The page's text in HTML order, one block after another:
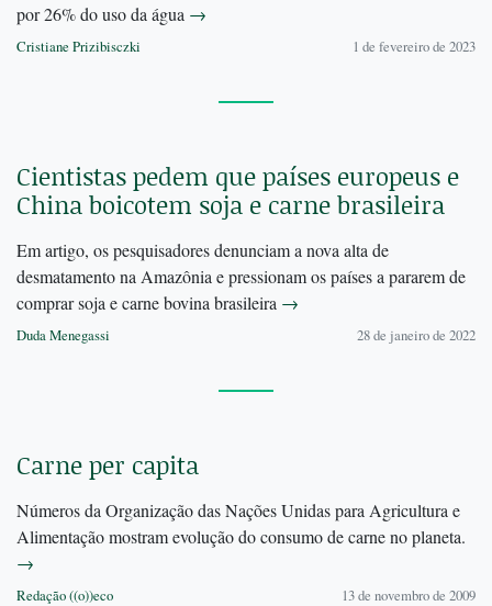
por 26% do uso da água →
Cristiane Prizibisczki 1 de fevereiro de 2023
Cientistas pedem que países europeus e
China boicotem soja e carne brasileira
Em artigo, os pesquisadores denunciam a nova alta de
desmatamento na Amazônia e pressionam os países a pararem de
comprar soja e carne bovina brasileira →
Duda Menegassi 28 de janeiro de 2022
Carne per capita
Números da Organização das Nações Unidas para Agricultura e
Alimentação mostram evolução do consumo de carne no planeta.
→
Redação ((o))eco 13 de novembro de 2009